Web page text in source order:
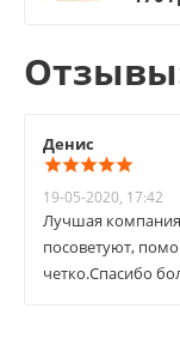
Денис
19-05-2020, 17:42
Лучшая
посоветуют,
четко.Спасибо